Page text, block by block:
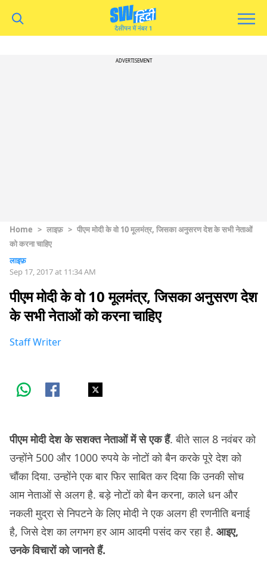
ADVERTISEMENT
Home > लाइफ़ > पीएम मोदी के वो 10 मूलमंत्र, जिसका अनुसरण देश के सभी नेताओं
को करना चाहिए
लाइफ़
Sep 17, 2017 at 11:34 AM
पीएम मोदी के वो 10 मूलमंत्र, जिसका अनुसरण देश
के सभी नेताओं को करना चाहिए
Staff Writer
पीएम मोदी देश के सशक्त नेताओं में से एक हैं. बीते साल 8 नवंबर को
उन्होंने 500 और 1000 रुपये के नोटों को बैन करके पूरे देश को
चौंका दिया. उन्होंने एक बार फिर साबित कर दिया कि उनकी सोच
आम नेताओं से अलग है. बड़े नोटों को बैन करना, काले धन और
नकली मुद्रा से निपटने के लिए मोदी ने एक अलग ही रणनीति बनाई
है, जिसे देश का लगभग हर आम आदमी पसंद कर रहा है. आइए,
उनके विचारों को जानते हैं.